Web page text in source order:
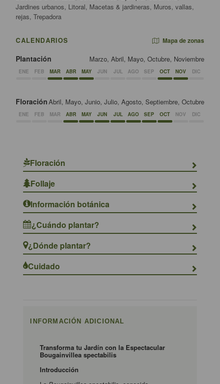
Jardines urbanos, Litoral, Macetas & jardineras, Muros, vallas,
rejas, Trepadora
CALENDARIOS Mapa de zonas
Plantación Marzo, Abril, Mayo, Octubre, Noviembre
ENE FEB MAR ABR MAY JUN JUL AGO SEP OCT NOV DIC
FloraciónAbril, Mayo, Junio, Julio, Agosto, Septiembre, Octubre
ENE FEB MAR ABR MAY JUN JUL AGO SEP OCT NOV DIC
Floración
Follaje
Información botánica
¿Cuándo plantar?
¿Dónde plantar?
Cuidado
INFORMACIÓN ADICIONAL
Transforma tu Jardín con la Espectacular
Bougainvillea spectabilis
Introducción